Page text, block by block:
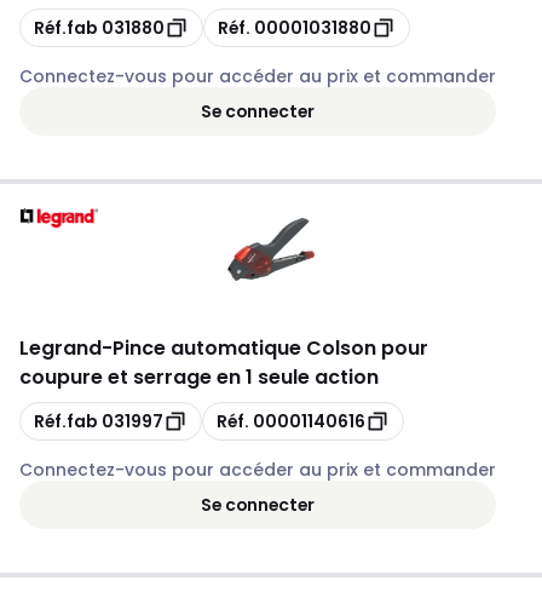
Copie
Réf.fab 031880 Copie
Réf. 00001031880
Connectez-vous pour accéder au prix et commander
Se connecter
Legrand-Pince automatique Colson pour
coupure et serrage en 1 seule action
Copie
Réf.fab 031997 Copie
Réf. 00001140616
Connectez-vous pour accéder au prix et commander
Se connecter